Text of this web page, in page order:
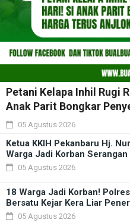
Petani Kelapa Inhil Rugi
Anak Parit Bongkar
05 Agustus 2026
Ketua KKIH Pekanbaru Hj.
Warga Jadi Korban
05 Agustus 2026
18 Warga Jadi Korban!
Bersatu Kejar Kera Liar
05 Agustus 2026